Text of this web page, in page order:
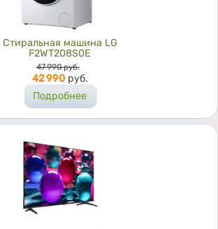
Стиральная машина LG
F2WT208S0E
Цена
47 990 руб.
42 990 руб.
Подробнее